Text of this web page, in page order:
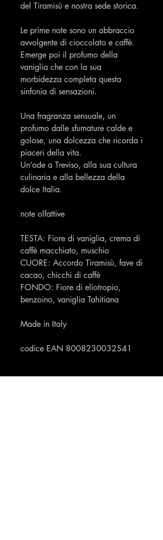
del Tiramisù e nostra sede storica.
Le prime note sono un abbraccio
avvolgente di cioccolato e caffè.
Emerge poi il profumo della
vaniglia che con la sua
morbidezza completa questa
sinfonia di sensazioni.
Una fragranza sensuale, un
profumo dalle sfumature calde e
golose, una dolcezza che ricorda i
piaceri della vita.
Un’ode a Treviso, alla sua cultura
culinaria e alla bellezza della
dolce Italia.
note olfattive
TESTA: Fiore di vaniglia, crema di
caffè macchiato, muschio
CUORE: Accordo Tiramisù, fave di
cacao, chicchi di caffè
FONDO: Fiore di eliotropio,
benzoino, vaniglia Tahitiana
Made in Italy
codice EAN 8008230032541